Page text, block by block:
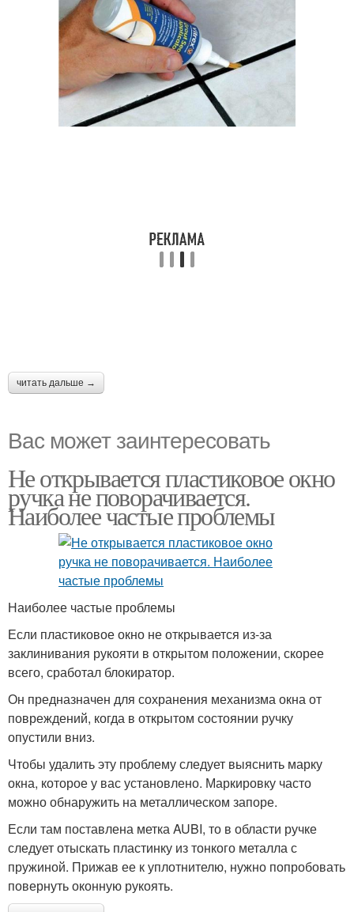
читать дальше →
Вас может заинтересовать
Не открывается пластиковое окно
ручка не поворачивается.
Наиболее частые проблемы
Наиболее частые проблемы
Если пластиковое окно не открывается из-за
заклинивания рукояти в открытом положении, скорее
всего, сработал блокиратор.
Он предназначен для сохранения механизма окна от
повреждений, когда в открытом состоянии ручку
опустили вниз.
Чтобы удалить эту проблему следует выяснить марку
окна, которое у вас установлено. Маркировку часто
можно обнаружить на металлическом запоре.
Если там поставлена метка AUBI, то в области ручке
следует отыскать пластинку из тонкого металла с
пружиной. Прижав ее к уплотнителю, нужно попробовать
повернуть оконную рукоять.